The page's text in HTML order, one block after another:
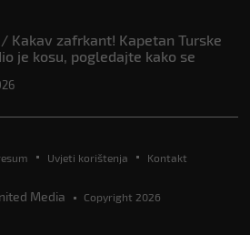
/ Kakav zafrkant! Kapetan Turske
je kosu, pogledajte kako se
Uvjeti korištenja Kontakt
Media Copyright 2026